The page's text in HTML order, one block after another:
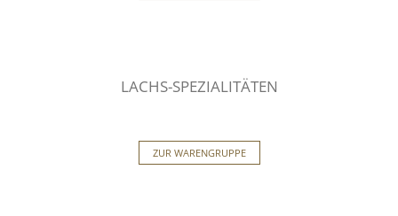
LACHS-SPEZIALITÄTEN
ZUR WARENGRUPPE